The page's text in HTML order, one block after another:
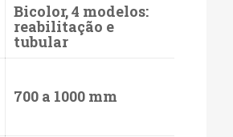
Bicolor, 4 modelos:
reabilitação e
tubular
700 a 1000 mm